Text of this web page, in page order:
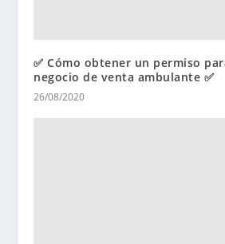
✅ Cómo obtener un permiso
negocio de venta ambulante ✅
26/08/2020